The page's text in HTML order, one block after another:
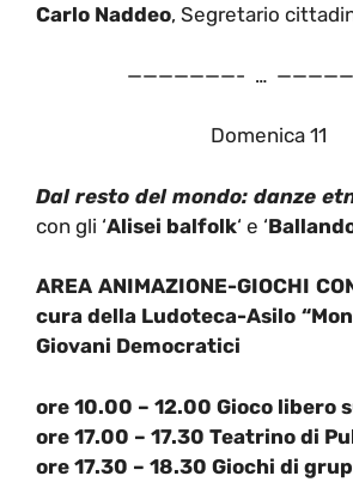
Carlo Naddeo, Segretario
———————- …
Domenica 11
Dal resto del mondo: danze
con gli ‘Alisei balfolk‘ e ‘
AREA ANIMAZIONE-GIOCHI
cura della Ludoteca-Asilo
Giovani Democratici
ore 10.00 – 12.00 Gioco libero
ore 17.00 – 17.30 Teatrino di
ore 17.30 – 18.30 Giochi di